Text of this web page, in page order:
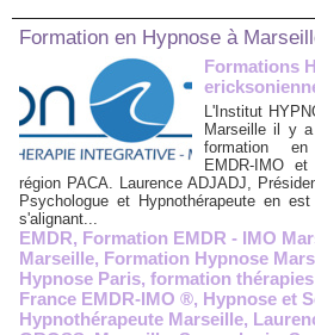
Formation en Hypnose à
Formations
L'Institut
Marseille il y
formation en
EMDR-IMO
région PACA. Laurence ADJADJ,
Psychologue et Hypnothérapeute en
s'alignant...
EMDR, Formation EMDR - IMO
Marseille, Formation Hypnose
Hypnose Paris, formation
France EMDR-IMO ®, Hypnose et
Hypnothérapeute Marseille,